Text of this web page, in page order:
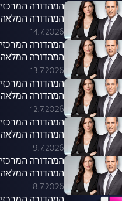
המהדורה המלאה
14.7.2026
המהדורה המלאה
13.7.2026
המהדורה המלאה
12.7.2026
המהדורה המלאה
9.7.2026
המהדורה המלאה
8.7.2026